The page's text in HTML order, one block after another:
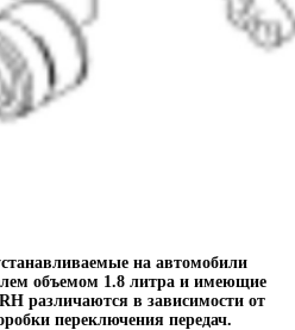
на автомобили
объемом 1.8 литра и имеющие
различаются в зависимости от
переключения передач.